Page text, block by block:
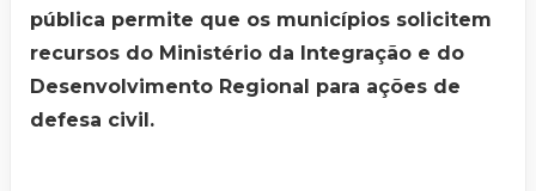
pública permite que os municípios solicitem
recursos do Ministério da Integração e do
Desenvolvimento Regional para ações de
defesa civil.